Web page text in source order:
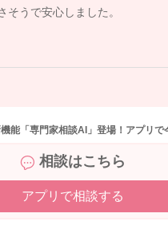
うで安心しました。
能「専門家相談AI」登場！アプリで
相談はこちら
アプリで相談する